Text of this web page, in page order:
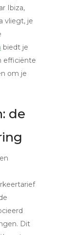
Ibiza,
vliegt, je
biedt je
efficiënte
om je
de
Dit